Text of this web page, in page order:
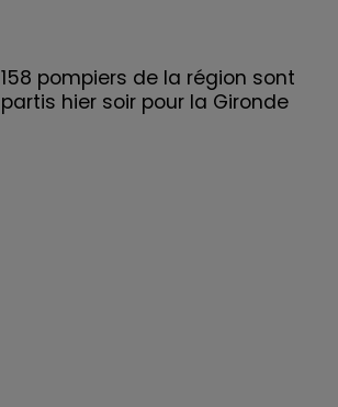
158 pompiers de la région sont
partis hier soir pour la Gironde